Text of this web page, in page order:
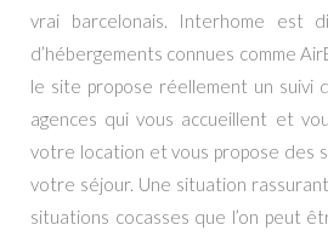
vrai barcelonais. Interhome est
d’hébergements connues comme
le site propose réellement un suivi
agences qui vous accueillent et
votre location et vous propose des
votre séjour. Une situation
situations cocasses que l’on peut